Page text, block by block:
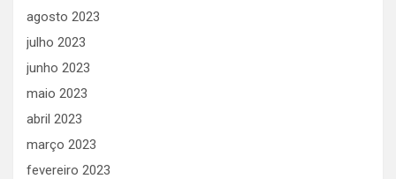
agosto 2023
julho 2023
junho 2023
maio 2023
abril 2023
março 2023
fevereiro 2023